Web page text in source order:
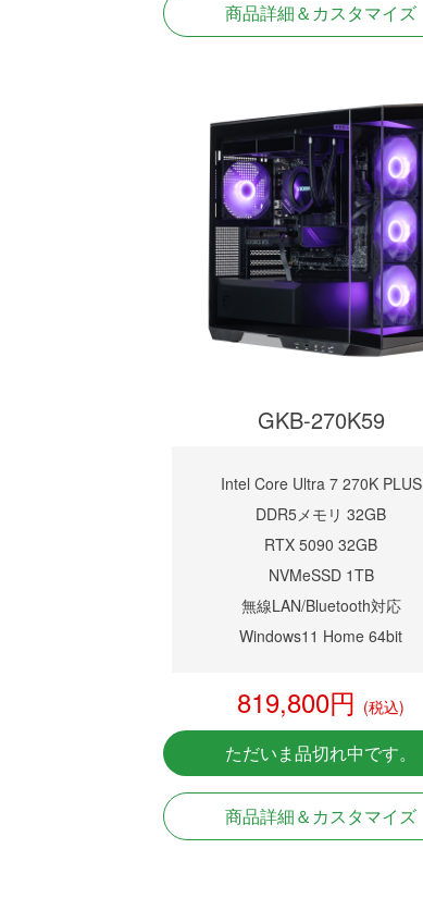
商品詳細＆カスタマイズ
GKB-270K59
Intel Core Ultra 7 270K PLUS
DDR5メモリ 32GB
RTX 5090 32GB
NVMeSSD 1TB
無線LAN/Bluetooth対応
Windows11 Home 64bit
819,800円 (税込)
ただいま品切れ中です。
商品詳細＆カスタマイズ